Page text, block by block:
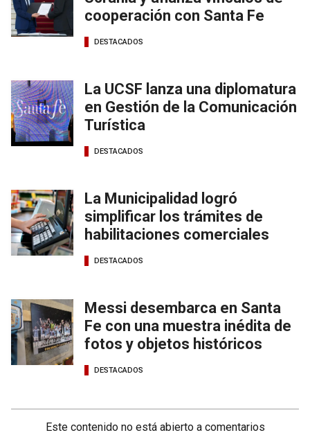
cooperación con Santa Fe
DESTACADOS
La UCSF lanza una diplomatura
en Gestión de la Comunicación
Turística
DESTACADOS
La Municipalidad logró
simplificar los trámites de
habilitaciones comerciales
DESTACADOS
Messi desembarca en Santa
Fe con una muestra inédita de
fotos y objetos históricos
DESTACADOS
Este contenido no está abierto a comentarios